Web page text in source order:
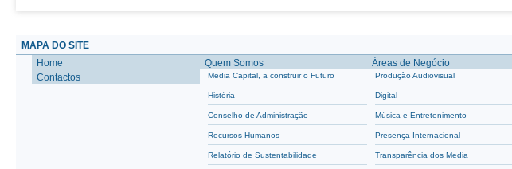
MAPA DO SITE
Home
Contactos
Quem Somos
Media Capital, a construir o Futuro
História
Conselho de Administração
Recursos Humanos
Relatório de Sustentabilidade
Áreas de Negócio
Produção Audiovisual
Digital
Música e Entretenimento
Presença Internacional
Transparência dos Media